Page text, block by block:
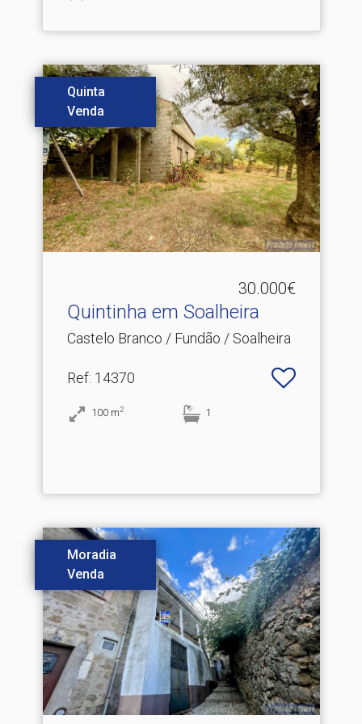
Quinta
Venda
30.000€
Quintinha em Soalheira
Castelo Branco / Fundão / Soalheira
Ref: 14370
100 m2 1
Moradia
Venda